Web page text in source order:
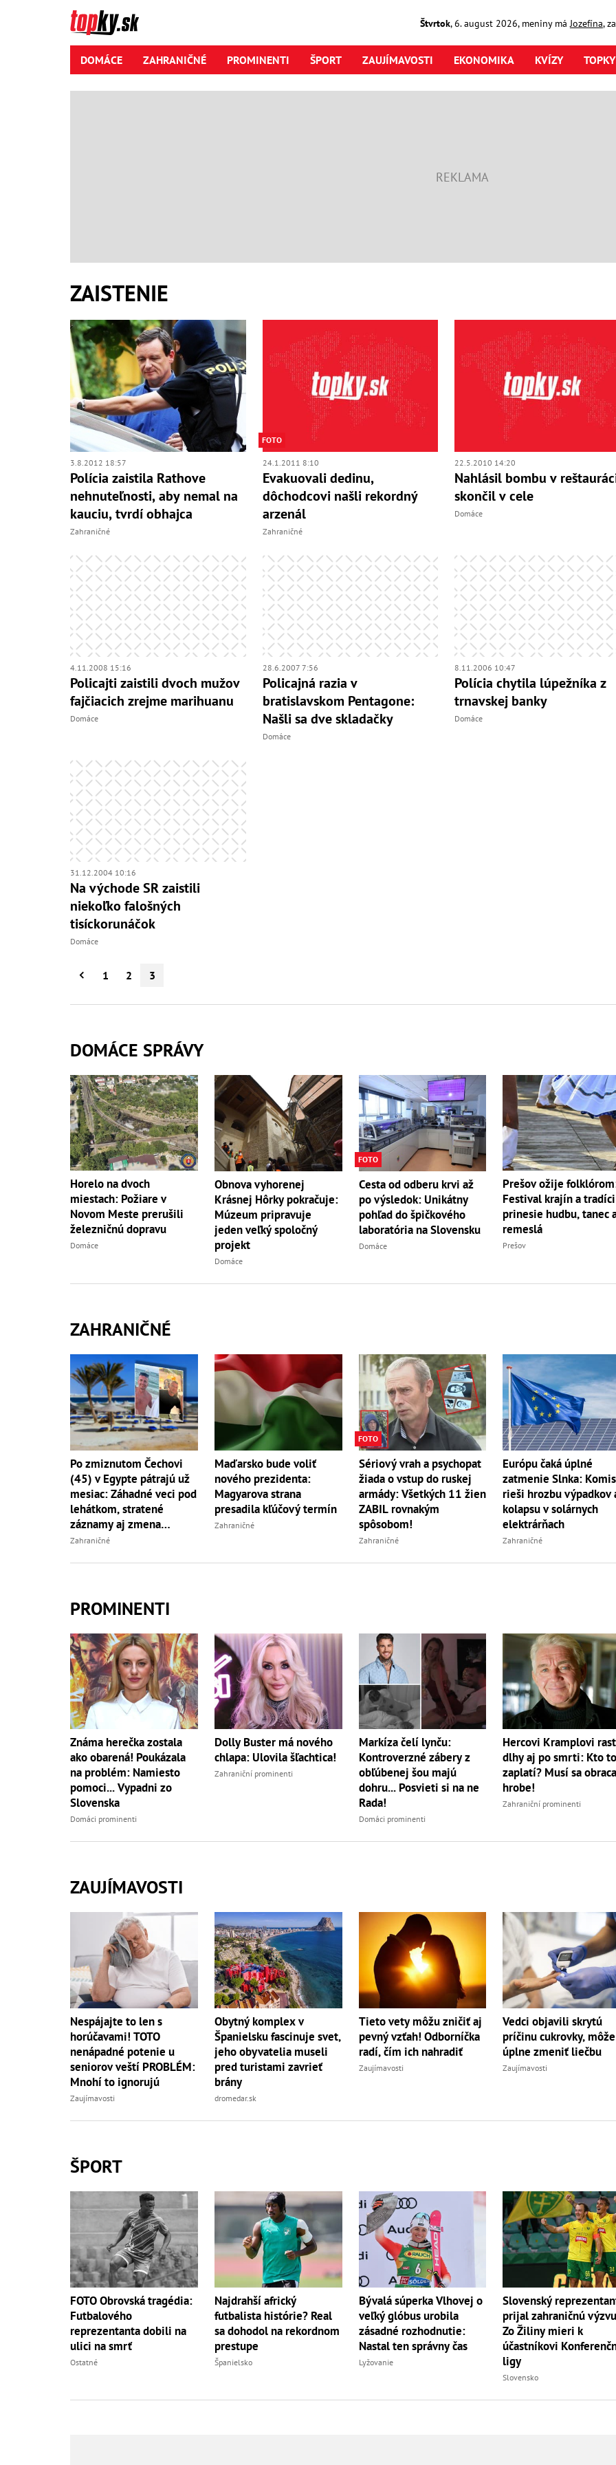
Štvrtok,6. august2026, meniny má Jozefína,
DOMÁCE ZAHRANIČNÉ PROMINENTI ŠPORT ZAUJÍMAVOSTI EKONOMIKA KVÍZY
ZAISTENIE
3.8.2012 18:57
Polícia zaistila Rathove
nehnuteľnosti, aby nemal na
kauciu, tvrdí obhajca
Zahraničné
FOTO
24.1.2011 8:10
Evakuovali dedinu,
dôchodcovi našli rekordný
arzenál
Zahraničné
22.5.2010 14:20
Nahlásil bombu v
skončil v cele
Domáce
4.11.2008 15:16
Policajti zaistili dvoch mužov
fajčiacich zrejme marihuanu
Domáce
28.6.2007 7:56
Policajná razia v
bratislavskom Pentagone:
Našli sa dve skladačky
Domáce
8.11.2006 10:47
Polícia chytila lúpežníka z
trnavskej banky
Domáce
31.12.2004 10:16
Na východe SR zaistili
niekoľko falošných
tisíckorunáčok
Domáce
1 2 3
DOMÁCE SPRÁVY
Horelo na dvoch
miestach: Požiare v
Novom Meste prerušili
železničnú dopravu
Domáce
Obnova vyhorenej
Krásnej Hôrky pokračuje:
Múzeum pripravuje
jeden veľký spoločný
projekt
Domáce
FOTO
Cesta od odberu krvi až
po výsledok: Unikátny
pohľad do špičkového
laboratória na Slovensku
Domáce
Prešov ožije
Festival krajín a
prinesie hudbu, tanec
remeslá
Prešov
ZAHRANIČNÉ
Po zmiznutom Čechovi
(45) v Egypte pátrajú už
mesiac: Záhadné veci pod
lehátkom, stratené
záznamy aj zmena
vypovede
Zahraničné
Maďarsko bude voliť
nového prezidenta:
Magyarova strana
presadila kľúčový termín
Zahraničné
FOTO
Sériový vrah a psychopat
žiada o vstup do ruskej
armády: Všetkých 11 žien
ZABIL rovnakým
spôsobom!
Zahraničné
Európu čaká úplné
zatmenie Slnka:
rieši hrozbu výpadkov
kolapsu v solárnych
elektrárňach
Zahraničné
PROMINENTI
Známa herečka zostala
ako obarená! Poukázala
na problém: Namiesto
pomoci... Vypadni zo
Slovenska
Domáci prominenti
Dolly Buster má nového
chlapa: Ulovila šľachtica!
Zahraniční prominenti
Markíza čelí lynču:
Kontroverzné zábery z
obľúbenej šou majú
dohru... Posvieti si na ne
Rada!
Domáci prominenti
Hercovi Kramplovi
dlhy aj po smrti: Kto
zaplatí? Musí sa
hrobe!
Zahraniční prominenti
ZAUJÍMAVOSTI
Nespájajte to len s
horúčavami! TOTO
nenápadné potenie u
seniorov veští PROBLÉM:
Mnohí to ignorujú
Zaujímavosti
Obytný komplex v
Španielsku fascinuje svet,
jeho obyvatelia museli
pred turistami zavrieť
brány
dromedar.sk
Tieto vety môžu zničiť aj
pevný vzťah! Odborníčka
radí, čím ich nahradiť
Zaujímavosti
Vedci objavili skrytú
príčinu cukrovky,
úplne zmeniť liečbu
Zaujímavosti
ŠPORT
FOTO Obrovská tragédia:
Futbalového
reprezentanta dobili na
ulici na smrť
Ostatné
Najdrahší africký
futbalista histórie? Real
sa dohodol na rekordnom
prestupe
Španielsko
Bývalá súperka Vlhovej o
veľký glóbus urobila
zásadné rozhodnutie:
Nastal ten správny čas
Lyžovanie
Slovenský
prijal zahraničnú
Zo Žiliny mieri k
účastníkovi
ligy
Slovensko